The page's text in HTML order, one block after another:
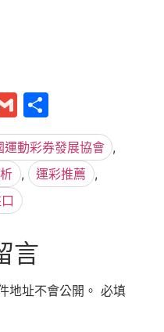
Gmail
享
運動彩券發展協會 ,
, 運彩推薦 ,
言
地址不會公開。 必填